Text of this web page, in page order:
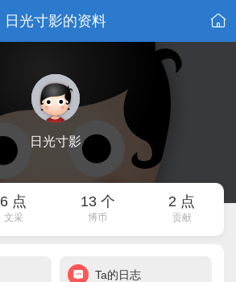
日光寸影的资料
日光寸影
6 点
文采
13 个
博币
2 点
贡献
Ta的日志